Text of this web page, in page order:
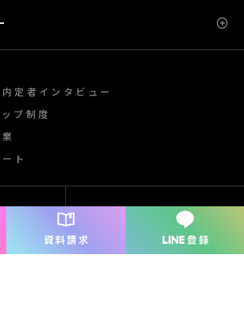
定者インタビュー
プ制度
ト
ス 資料請求